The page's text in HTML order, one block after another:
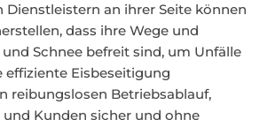
Dienstleistern an ihrer Seite können
dass ihre Wege und
Schnee befreit sind, um Unfälle
effiziente Eisbeseitigung
reibungslosen Betriebsablauf,
Kunden sicher und ohne